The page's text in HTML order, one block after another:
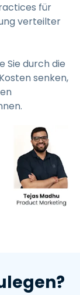
für
verteilter
Sie durch die
senken,